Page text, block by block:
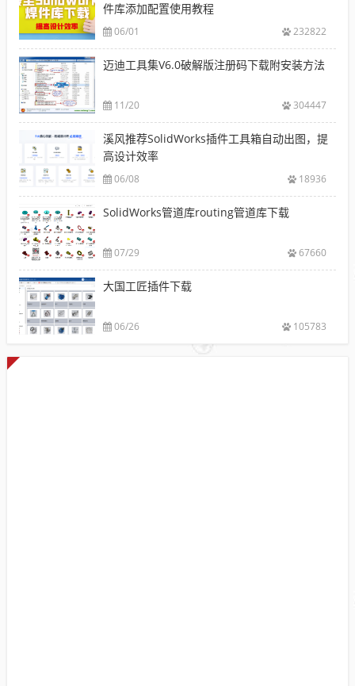
件库添加配置使用教程
06/01 232822
迈迪工具集V6.0破解版注册码下载附安装方法
11/20 304447
溪风推荐SolidWorks插件工具箱自动出图，提
高设计效率
06/08 18936
SolidWorks管道库routing管道库下载
07/29 67660
大国工匠插件下载
06/26 105783